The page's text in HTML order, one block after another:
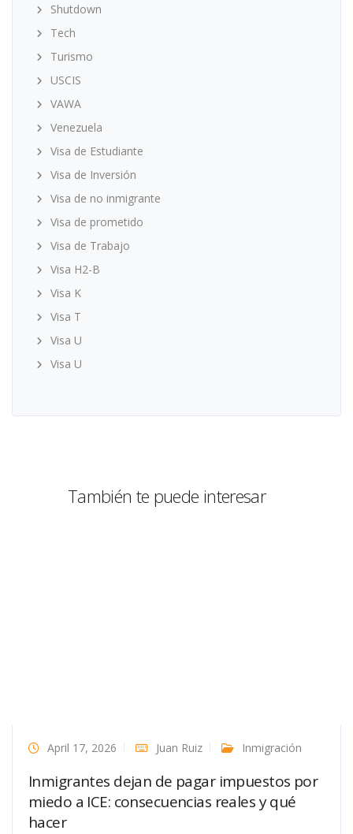
Shutdown
Tech
Turismo
USCIS
VAWA
Venezuela
Visa de Estudiante
Visa de Inversión
Visa de no inmigrante
Visa de prometido
Visa de Trabajo
Visa H2-B
Visa K
Visa T
Visa U
Visa U
También te puede interesar
April 17, 2026 Juan Ruiz Inmigración
Inmigrantes dejan de pagar impuestos por
miedo a ICE: consecuencias reales y qué
hacer